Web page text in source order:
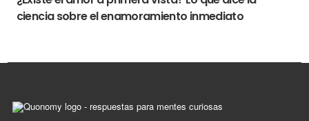
ciencia sobre el enamoramiento inmediato